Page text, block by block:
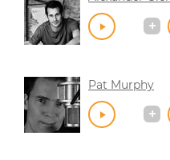
Pat Murphy